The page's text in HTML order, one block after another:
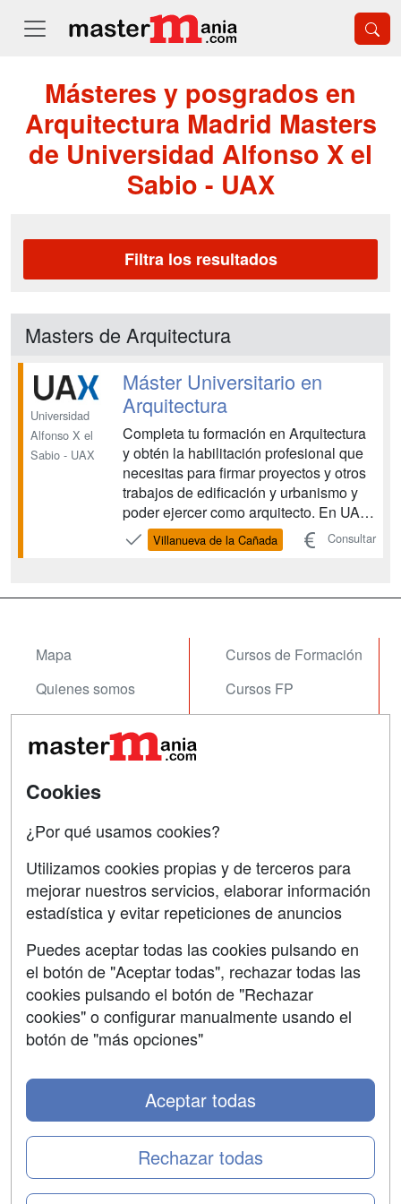
Másteres y posgrados en
Arquitectura Madrid Masters
de Universidad Alfonso X el
Sabio - UAX
Filtra los resultados
Masters de Arquitectura
Universidad
Alfonso X el
Sabio - UAX
Máster Universitario en
Arquitectura
Completa tu formación en Arquitectura
y obtén la habilitación profesional que
necesitas para firmar proyectos y otros
trabajos de edificación y urbanismo y
poder ejercer como arquitecto. En UAX
vivirás un máster práctico, conectado
con la realidad profesional de la
Villanueva de la Cañada Consultar
Mapa
Quienes somos
Acceso Usuarios
Acceso Centros
Cursos de Formación
Cursos FP
Contactar
Confidencialidad
Copyleft
SÍGUENOS EN:
Cookies
¿Por qué usamos cookies?
Utilizamos cookies propias y de terceros para
mejorar nuestros servicios, elaborar información
estadística y evitar repeticiones de anuncios
Puedes aceptar todas las cookies pulsando en
el botón de "Aceptar todas", rechazar todas las
cookies pulsando el botón de "Rechazar
cookies" o configurar manualmente usando el
botón de "más opciones"
Rechazar todas
Aceptar todas